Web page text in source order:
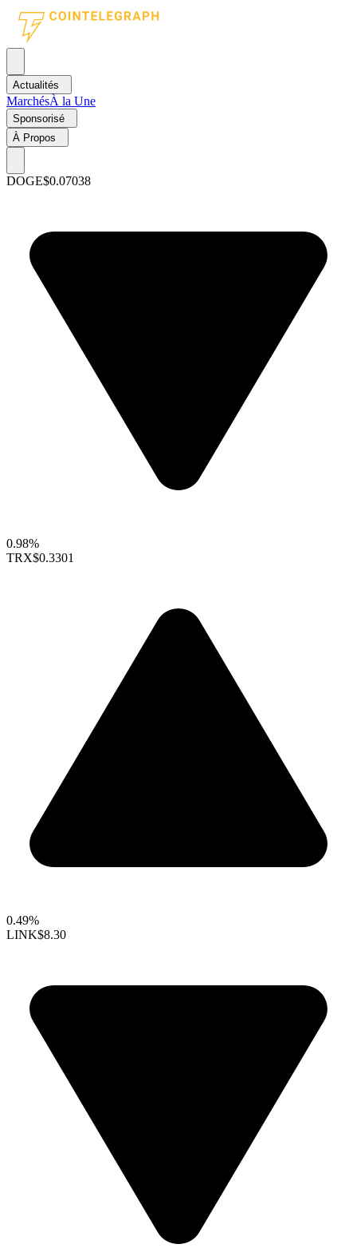
Actualités
MarchésÀ la Une
Sponsorisé
À Propos
DOGE$0.07038
0.98%
TRX$0.3301
0.49%
LINK$8.30